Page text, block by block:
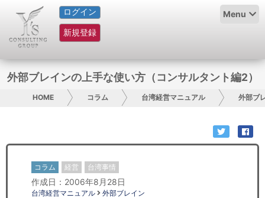
ログイン
新規登録
Menu
HOME
サービス紹介
コラム
グループ概要
日本人にPR
外部ブレインの上手な使い方（コンサルタント編2）
HOME コラム 台湾経営マニュアル 外部ブ
コラム 経営 台湾事情
作成日：2006年8月28日
台湾経営マニュアル 外部ブレイン